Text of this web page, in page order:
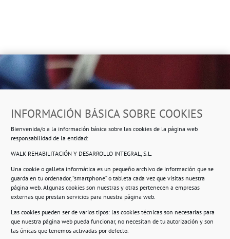
INFORMACIÓN BÁSICA SOBRE COOKIES
Bienvenida/o a la información básica sobre las cookies de la página web
responsabilidad de la entidad:
WALK REHABILITACIÓN Y DESARROLLO INTEGRAL, S.L.
Una cookie o galleta informática es un pequeño archivo de información que se
guarda en tu ordenador, “smartphone” o tableta cada vez que visitas nuestra
página web. Algunas cookies son nuestras y otras pertenecen a empresas
externas que prestan servicios para nuestra página web.
Las cookies pueden ser de varios tipos: las cookies técnicas son necesarias para
que nuestra página web pueda funcionar, no necesitan de tu autorización y son
las únicas que tenemos activadas por defecto.
Ropero Solidario de Usera
Beasáin 25-33posterior, local 3 – 28041 Madrid
Información
Compromiso con la protección de datos